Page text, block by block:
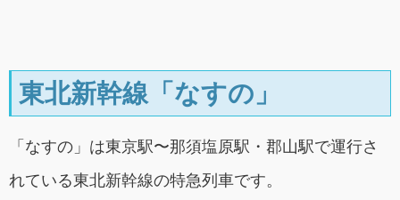
東北新幹線「なすの」
「なすの」は東京駅〜那須塩原駅・郡山駅で運行さ
れている東北新幹線の特急列車です。